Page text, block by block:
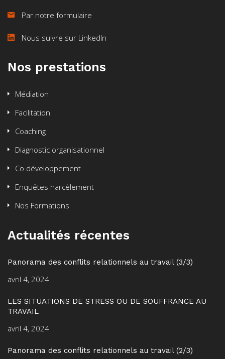
Par notre formulaire
Nous suivre sur LinkedIn
Nos prestations
Médiation
Facilitation
Coaching
Diagnostic organisationnel
Co développement
Enquêtes harcèlement
Nos Formations
Actualités récentes
Panorama des conflits relationnels au travail (3/3)
avril 4, 2024
LES SITUATIONS DE STRESS OU DE SOUFFRANCE AU
TRAVAIL
avril 4, 2024
Panorama des conflits relationnels au travail (2/3)